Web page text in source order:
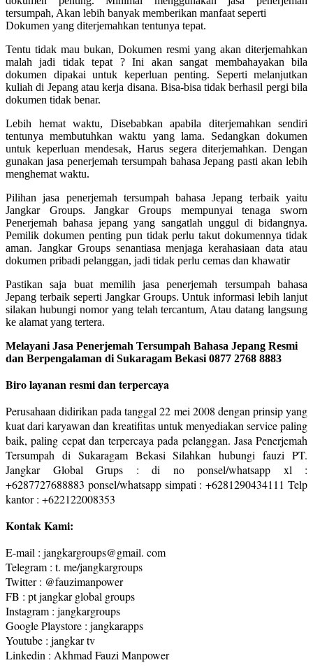
tersumpah, Akan lebih banyak memberikan manfaat seperti
Dokumen yang diterjemahkan tentunya tepat.
Tentu tidak mau bukan, Dokumen resmi yang akan diterjemahkan
malah jadi tidak tepat ? Ini akan sangat membahayakan bila
dokumen dipakai untuk keperluan penting. Seperti melanjutkan
kuliah di Jepang atau kerja disana. Bisa-bisa tidak berhasil pergi bila
dokumen tidak benar.
Lebih hemat waktu, Disebabkan apabila diterjemahkan sendiri
tentunya membutuhkan waktu yang lama. Sedangkan dokumen
untuk keperluan mendesak, Harus segera diterjemahkan. Dengan
gunakan jasa penerjemah tersumpah bahasa Jepang pasti akan lebih
menghemat waktu.
Pilihan jasa penerjemah tersumpah bahasa Jepang terbaik yaitu
Jangkar Groups. Jangkar Groups mempunyai tenaga sworn
Penerjemah bahasa jepang yang sangatlah unggul di bidangnya.
Pemilik dokumen penting pun tidak perlu takut dokumennya tidak
aman. Jangkar Groups senantiasa menjaga kerahasiaan data atau
dokumen pribadi pelanggan, jadi tidak perlu cemas dan khawatir
Pastikan saja buat memilih jasa penerjemah tersumpah bahasa
Jepang terbaik seperti Jangkar Groups. Untuk informasi lebih lanjut
silakan hubungi nomor yang telah tercantum, Atau datang langsung
ke alamat yang tertera.
Melayani Jasa Penerjemah Tersumpah Bahasa Jepang Resmi
dan Berpengalaman di Sukaragam Bekasi 0877 2768 8883
Biro layanan resmi dan terpercaya
Perusahaan didirikan pada tanggal 22 mei 2008 dengan prinsip yang
kuat dari karyawan dan kreatifitas untuk menyediakan service paling
baik, paling cepat dan terpercaya pada pelanggan. Jasa Penerjemah
Tersumpah di Sukaragam Bekasi Silahkan hubungi fauzi PT.
Jangkar Global Grups : di no ponsel/whatsapp xl :
+6287727688883 ponsel/whatsapp simpati : +6281290434111 Telp
kantor : +622122008353
Kontak Kami:
E-mail : jangkargroups@gmail. com
Telegram : t. me/jangkargroups
Twitter : @fauzimanpower
FB : pt jangkar global groups
Instagram : jangkargroups
Google Playstore : jangkarapps
Youtube : jangkar tv
Linkedin : Akhmad Fauzi Manpower